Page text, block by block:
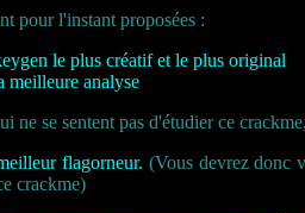
pour l'instant proposées :
le plus créatif et le plus original
meilleure analyse
ne se sentent pas d'étudier ce
flagorneur. (Vous devrez donc
crackme)